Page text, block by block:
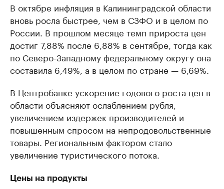
В октябре инфляция в Калининградской области
вновь росла быстрее, чем в СЗФО и в целом по
России. В прошлом месяце темп прироста цен
достиг 7,88% после 6,88% в сентябре, тогда как
по Северо-Западному федеральному округу она
составила 6,49%, а в целом по стране — 6,69%.
В Центробанке ускорение годового роста цен в
области объясняют ослаблением рубля,
увеличением издержек производителей и
повышенным спросом на непродовольственные
товары. Региональным фактором стало
увеличение туристического потока.
Цены на продукты